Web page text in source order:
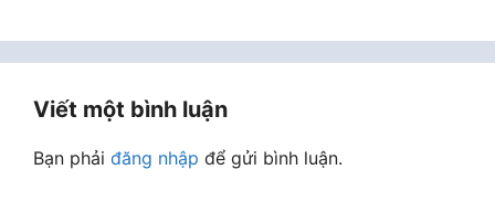
Viết một bình luận
Bạn phải đăng nhập để gửi bình luận.